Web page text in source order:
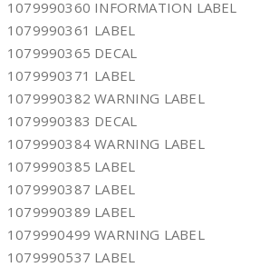
1079990360 INFORMATION LABEL
1079990361 LABEL
1079990365 DECAL
1079990371 LABEL
1079990382 WARNING LABEL
1079990383 DECAL
1079990384 WARNING LABEL
1079990385 LABEL
1079990387 LABEL
1079990389 LABEL
1079990499 WARNING LABEL
1079990537 LABEL